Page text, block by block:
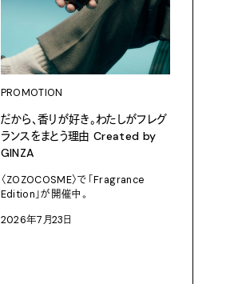
PROMOTION
だから、香りが好き。わたしがフレグ
ランスをまとう理由 Created by
GINZA
〈ZOZOCOSME〉で「Fragrance
Edition」が開催中。
2026年7月23日